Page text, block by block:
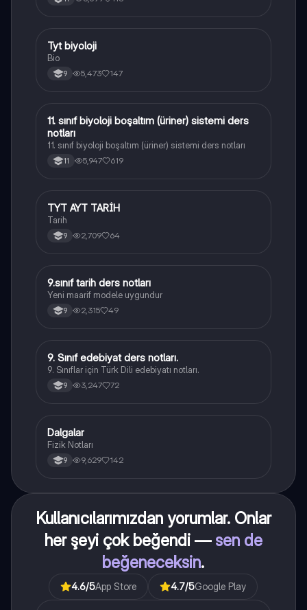
Biyoloji
Tyt biyoloji
Bio
9 5,473 147
Biyoloji
11. sınıf biyoloji boşaltım (üriner) sistemi ders
notları
11. sınıf biyoloji boşaltım (üriner) sistemi ders notları
11 5,947 619
Tarih
TYT AYT TARİH
Tarih
9 2,709 64
Tarih
9.sınıf tarih ders notları
Yeni maarif modele uygundur
9 2,315 49
Türk Dili ve Edebiyatı
9. Sınıf edebiyat ders notları.
9. Sınıflar için Türk Dili edebiyatı notları.
9 3,247 72
Fizik
Dalgalar
Fizik Notları
9 9,629 142
Kullanıcılarımızdan yorumlar. Onlar
her şeyi çok beğendi — sen de
beğeneceksin.
4.6/5App Store 4.7/5Google Play